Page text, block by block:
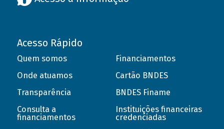
Acesso Rápido
Quem somos
Onde atuamos
Transparência
Consulta a
financiamentos
Financiamentos
Cartão BNDES
BNDES Finame
Instituições financeiras
credenciadas